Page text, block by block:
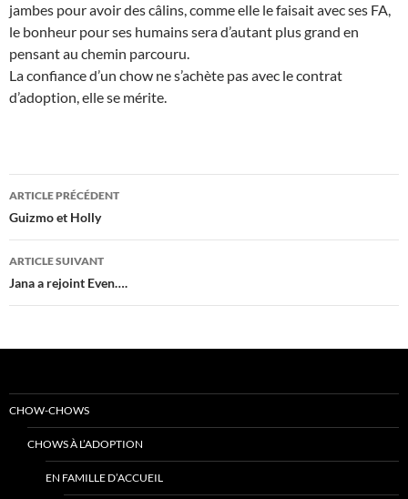
jambes pour avoir des câlins, comme elle le faisait avec ses FA,
le bonheur pour ses humains sera d’autant plus grand en
pensant au chemin parcouru.
La confiance d’un chow ne s’achète pas avec le contrat
d’adoption, elle se mérite.
Navigation
des
articles
ARTICLE PRÉCÉDENT
Guizmo et Holly
ARTICLE SUIVANT
Jana a rejoint Even….
CHOW-CHOWS
CHOWS À L’ADOPTION
EN FAMILLE D’ACCUEIL